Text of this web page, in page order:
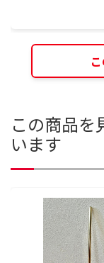
この商品を
います